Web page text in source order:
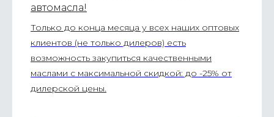
автомасла!
Только до конца месяца у всех наших оптовых
клиентов (не только дилеров) есть
возможность закупиться качественными
маслами с максимальной скидкой: до -25% от
дилерской цены.